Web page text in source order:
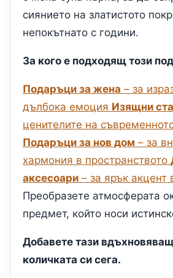
сиянието на златистото
непокътнато с години.
За кого е подходящ този
Подаръци за жена – за
дълбока емоция Изящни
ценителите на
Подаръци за нов дом – за
хармония в пространството
аксесоари – за ярък акцент
Преобразете атмосферата
предмет, който носи
Добавете тази
количката си сега.